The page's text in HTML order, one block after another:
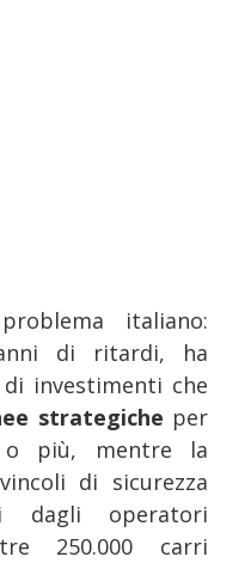
italiano:
di ritardi, ha
investimenti che
strategiche per
più, mentre la
di sicurezza
dagli operatori
250.000 carri